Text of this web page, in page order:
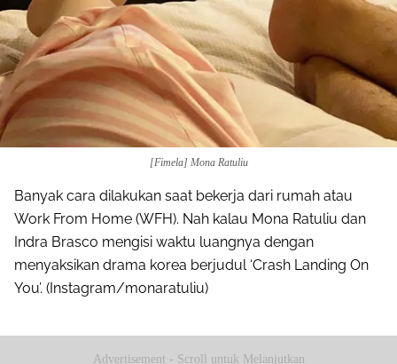
[Fimela] Mona Ratuliu
Banyak cara dilakukan saat bekerja dari rumah atau
Work From Home (WFH). Nah kalau Mona Ratuliu dan
Indra Brasco mengisi waktu luangnya dengan
menyaksikan drama korea berjudul ‘Crash Landing On
You’. (Instagram/monaratuliu)
Advertisement - Scroll untuk Melanjutkan